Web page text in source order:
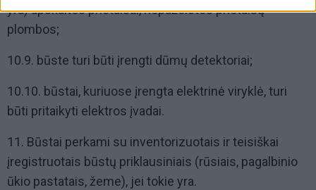
yra) apskaitos prietaisai, nepažeistos prietaisų
plombos;
10.9. būste turi būti įrengti dūmų detektoriai;
10.10. būstai, kuriuose įrengta elektrinė viryklė, turi
būti pritaikyti elektros įvadai.
11. Būstai perkami su inventorizuotais ir teisiškai
įregistruotais būstų priklausiniais (rūsiais, pagalbinio
ūkio pastatais, žeme), jei tokie yra.